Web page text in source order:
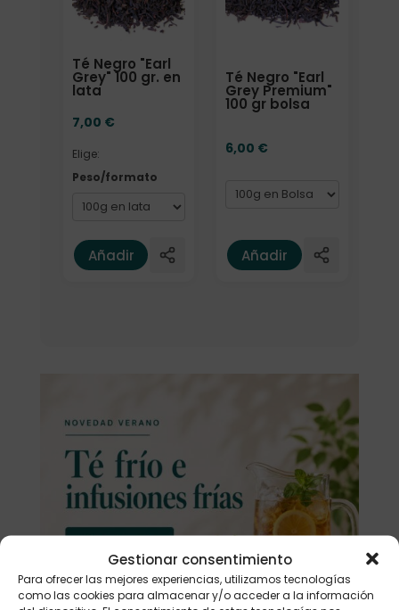
Gestionar consentimiento
Para ofrecer las mejores experiencias, utilizamos tecnologías
como las cookies para almacenar y/o acceder a la información
Té Negro "Earl
Grey" 100 gr. en
lata
7,00 €
Elige:
Peso/formato
Añadir
Té Negro "Earl
Grey Premium"
100 gr bolsa
6,00 €
Añadir